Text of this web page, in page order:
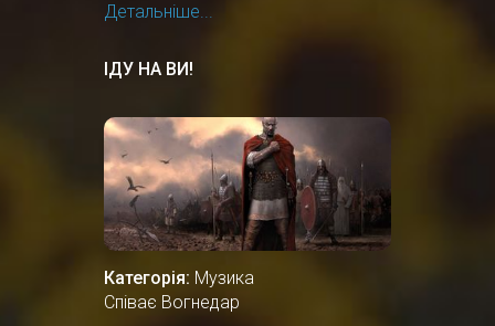
Детальніше...
ІДУ НА ВИ!
Категорія: Музика
Співає Вогнедар